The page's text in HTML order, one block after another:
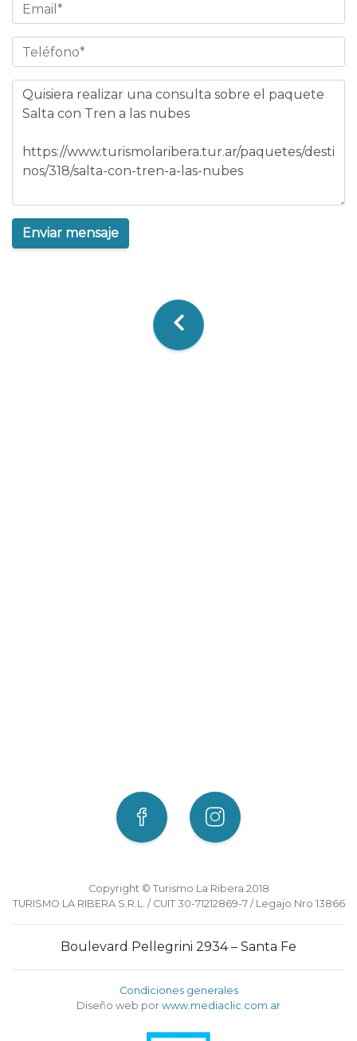
Enviar mensaje
Copyright © Turismo La Ribera 2018
TURISMO LA RIBERA S.R.L. / CUIT 30-71212869-7 / Legajo Nro 13866
Boulevard Pellegrini 2934 – Santa Fe
Condiciones generales
Diseño web por www.mediaclic.com.ar